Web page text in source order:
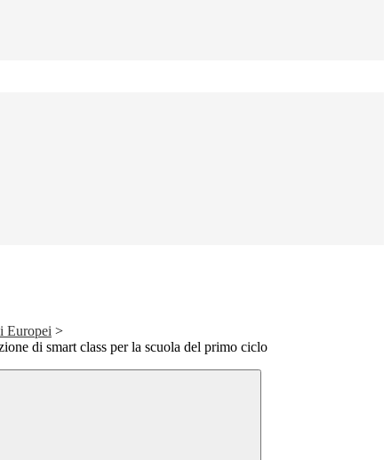
Europei >
di smart class per la scuola del primo ciclo